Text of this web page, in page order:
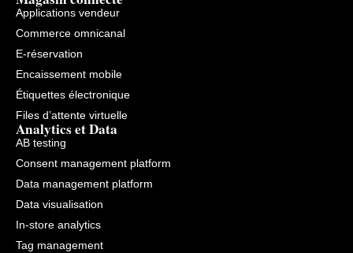
Applications vendeur
Commerce omnicanal
E-réservation
Encaissement mobile
Étiquettes électronique
Files d’attente virtuelle
Analytics et Data
AB testing
Consent management platform
Data management platform
Data visualisation
In-store analytics
Tag management